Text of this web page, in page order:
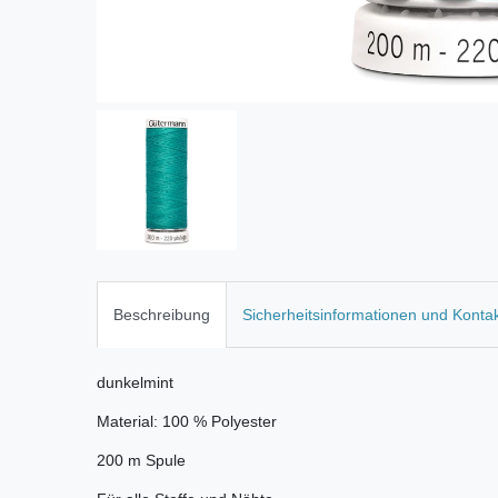
Beschreibung Sicherheitsinformationen und
dunkelmint
Material: 100 % Polyester
200 m Spule